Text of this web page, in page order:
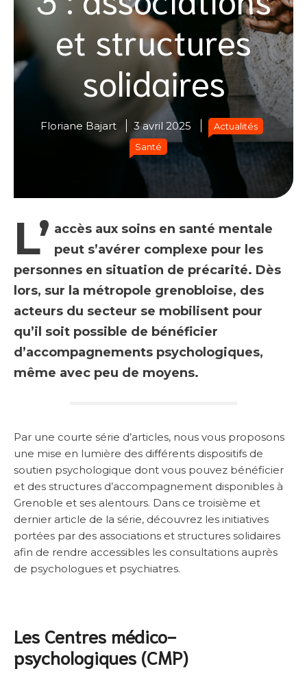
et structures
solidaires
Floriane Bajart 3 avril 2025
Actualités
Santé
L’ accès aux soins en santé mentale
peut s’avérer complexe pour les
personnes en situation de précarité. Dès
lors, sur la métropole grenobloise, des
acteurs du secteur se mobilisent pour
qu’il soit possible de bénéficier
d’accompagnements psychologiques,
même avec peu de moyens.
Par une courte série d’articles, nous vous proposons
une mise en lumière des différents dispositifs de
soutien psychologique dont vous pouvez bénéficier
et des structures d’accompagnement disponibles à
Grenoble et ses alentours. Dans ce troisième et
dernier article de la série, découvrez les initiatives
portées par des associations et structures solidaires
afin de rendre accessibles les consultations auprès
de psychologues et psychiatres.
Les Centres médico-
psychologiques (CMP)